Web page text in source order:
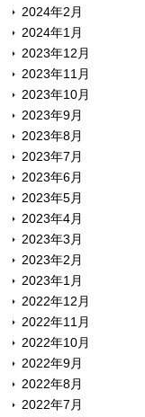
2024年2月
2024年1月
2023年12月
2023年11月
2023年10月
2023年9月
2023年8月
2023年7月
2023年6月
2023年5月
2023年4月
2023年3月
2023年2月
2023年1月
2022年12月
2022年11月
2022年10月
2022年9月
2022年8月
2022年7月